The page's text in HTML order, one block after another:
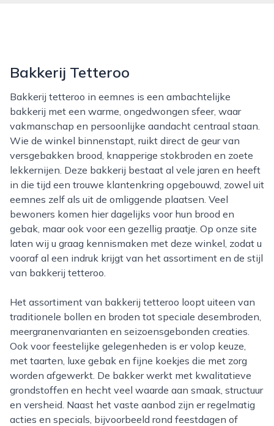
Bakkerij Tetteroo
Bakkerij tetteroo in eemnes is een ambachtelijke
bakkerij met een warme, ongedwongen sfeer, waar
vakmanschap en persoonlijke aandacht centraal staan.
Wie de winkel binnenstapt, ruikt direct de geur van
versgebakken brood, knapperige stokbroden en zoete
lekkernijen. Deze bakkerij bestaat al vele jaren en heeft
in die tijd een trouwe klantenkring opgebouwd, zowel uit
eemnes zelf als uit de omliggende plaatsen. Veel
bewoners komen hier dagelijks voor hun brood en
gebak, maar ook voor een gezellig praatje. Op onze site
laten wij u graag kennismaken met deze winkel, zodat u
vooraf al een indruk krijgt van het assortiment en de stijl
van bakkerij tetteroo.
Het assortiment van bakkerij tetteroo loopt uiteen van
traditionele bollen en broden tot speciale desembroden,
meergranenvarianten en seizoensgebonden creaties.
Ook voor feestelijke gelegenheden is er volop keuze,
met taarten, luxe gebak en fijne koekjes die met zorg
worden afgewerkt. De bakker werkt met kwalitatieve
grondstoffen en hecht veel waarde aan smaak, structuur
en versheid. Naast het vaste aanbod zijn er regelmatig
acties en specials, bijvoorbeeld rond feestdagen of